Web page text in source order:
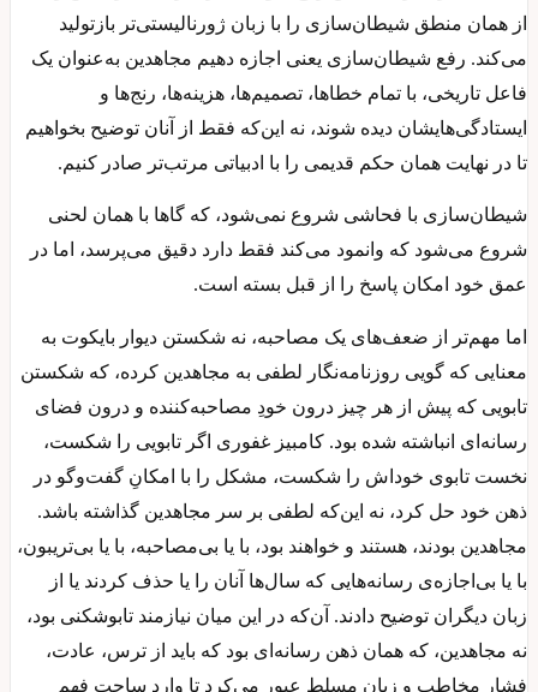
از همان منطق شیطان‌سازی را با زبان ژورنالیستی‌تر بازتولید
می‌کند. رفع شیطان‌سازی یعنی اجازه دهیم مجاهدین به‌عنوان یک
فاعل تاریخی، با تمام خطاها، تصمیم‌ها، هزینه‌ها، رنج‌ها و
ایستادگی‌هایشان دیده شوند، نه این‌که فقط از آنان توضیح بخواهیم
تا در نهایت همان حکم قدیمی را با ادبیاتی مرتب‌تر صادر کنیم.
شیطان‌سازی با فحاشی شروع نمی‌شود، که گاها با همان لحنی
شروع می‌شود که وانمود می‌کند فقط دارد دقیق می‌پرسد، اما در
عمق خود امکان پاسخ را از قبل بسته است.
اما مهم‌تر از ضعف‌های یک مصاحبه، نه شکستن دیوار بایکوت به
معنایی که گویی روزنامه‌نگار لطفی به مجاهدین کرده، که شکستن
تابویی که پیش از هر چیز درون خودِ مصاحبه‌کننده و درون فضای
رسانه‌ای انباشته شده بود. کامبیز غفوری اگر تابویی را شکست،
نخست تابوی خوداش را شکست، مشکل را با امکانِ گفت‌وگو در
ذهن خود حل کرد، نه این‌که لطفی بر سر مجاهدین گذاشته باشد.
مجاهدین بودند، هستند و خواهند بود، با یا بی‌مصاحبه، با یا بی‌تریبون،
با یا بی‌اجازه‌ی رسانه‌هایی که سال‌ها آنان را یا حذف کردند یا از
زبان دیگران توضیح دادند. آن‌که در این میان نیازمند تابوشکنی بود،
نه مجاهدین، که همان ذهن رسانه‌ای بود که باید از ترس، عادت،
فشار مخاطب و زبان مسلط عبور می‌کرد تا وارد ساحت فهم